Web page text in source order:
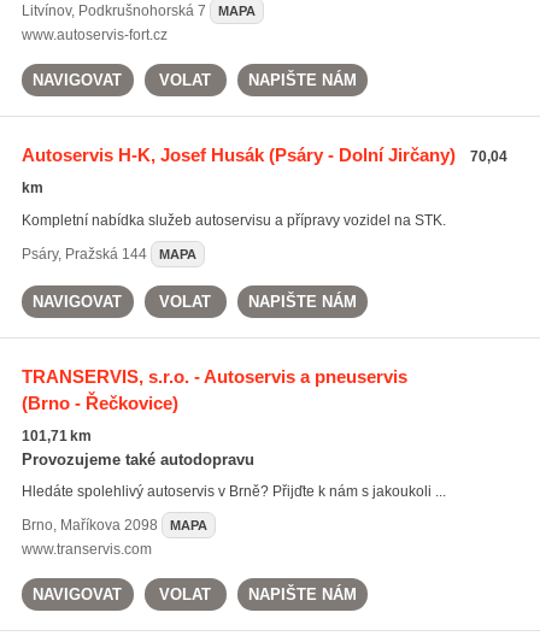
Litvínov, Podkrušnohorská 7 MAPA
www.autoservis-fort.cz
NAVIGOVAT VOLAT NAPIŠTE NÁM
Autoservis H-K, Josef Husák(Psáry - Dolní Jirčany)
70,04
km
Kompletní nabídka služeb autoservisu a přípravy vozidel na STK.
Psáry, Pražská 144 MAPA
NAVIGOVAT VOLAT NAPIŠTE NÁM
TRANSERVIS, s.r.o. - Autoservis a pneuservis
(Brno - Řečkovice)
101,71 km
Provozujeme také autodopravu
Hledáte spolehlivý autoservis v Brně? Přijďte k nám s jakoukoli ...
Brno, Maříkova 2098 MAPA
www.transervis.com
NAVIGOVAT VOLAT NAPIŠTE NÁM